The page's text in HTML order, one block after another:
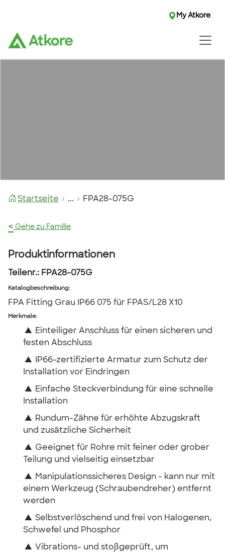
My Atkore
Startseite ... FPA28-075G
< Gehe zu Familie
Produktinformationen
Teilenr.: FPA28-075G
Katalogbeschreibung:
FPA Fitting Grau IP66 075 für FPAS/L28 X10
Merkmale:
▲ Einteiliger Anschluss für einen sicheren und
festen Abschluss
▲
IP66-zertifizierte Armatur zum Schutz der
Installation vor Eindringen
▲ Einfache Steckverbindung für eine schnelle
Installation
▲ Rundum-Zähne für erhöhte Abzugskraft
und zusätzliche Sicherheit
▲ Geeignet für Rohre mit feiner oder grober
Teilung und vielseitig einsetzbar
▲ Manipulationssicheres Design - kann nur mit
einem Werkzeug (Schraubendreher) entfernt
werden
▲ Selbstverlöschend und frei von Halogenen,
Schwefel und Phosphor
▲ Vibrations- und stoßgeprüft, um